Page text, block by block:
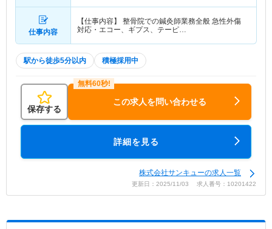
仕事内容
【仕事内容】 整骨院での鍼灸師業務全般 急性外傷
対応・エコー、ギプス、テーピ…
駅から徒歩5分以内 積極採用中
保存する
この求人を問い合わせる
詳細を見る
株式会社サンキューの求人一覧
更新日：2025/11/03 求人番号：10201422